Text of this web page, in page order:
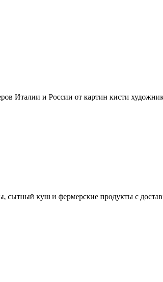
Италии и России от картин кисти
сытный куш и фермерские продукты с